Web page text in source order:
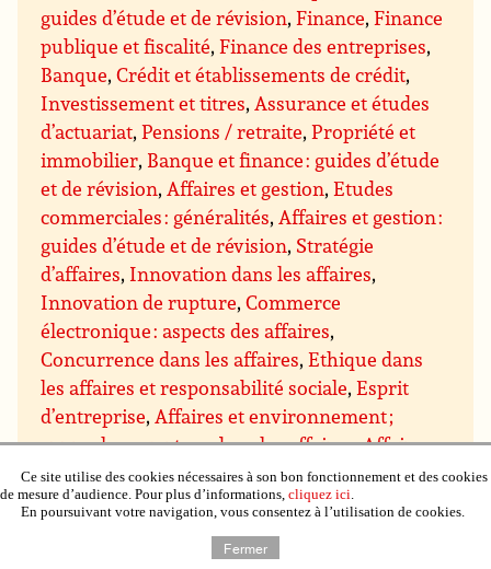
guides d’étude et de révision,Finance,Finance
publique et fiscalité,Finance des entreprises,
Banque,Crédit et établissements de crédit,
Investissement et titres,Assurance et études
d’actuariat,Pensions / retraite,Propriété et
immobilier, Banque et finance : guides d’étude
et de révision,Affaires et gestion,Etudes
commerciales : généralités,Affaires et gestion :
guides d’étude et de révision, Stratégie
d’affaires, Innovation dans les affaires,
Innovation de rupture,Commerce
électronique : aspects des affaires,
Concurrence dans les affaires,Ethique dans
les affaires et responsabilité sociale,Esprit
d’entreprise,Affaires et environnement ;
approches « vertes » dans les affaires,Affaires
internationales,Conseils et subventions pour
les entreprises,Gestion et techniques de
Gestion : direction et motivation
Gestion des prises de décision
Ce site utilise des cookies nécessaires à son bon fonctionnement et des cookies
de mesure d’audience. Pour plus d’informations, cliquez ici.
En poursuivant votre navigation, vous consentez à l’utilisation de cookies.
Fermer